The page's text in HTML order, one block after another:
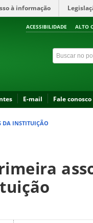
à informação
ACESSIBILIDADE ALTO
E-mail Fale conosco
DA INSTITUIÇÃO